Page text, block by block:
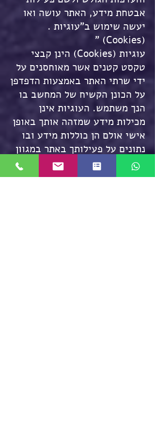
אבטחת מידע, האתר עושה ואו
יעשה שימוש ב”עוגיות .
(Cookies) ”
עוגיות (Cookies) הינן קבצי
טקסט קטנים אשר מאוחסנים על
ידי שרתי האתר באמצעות הדפדפן
על הכונן הקשיח של המחשב בו
הנך משתמש. העוגיות אינן
מכילות מידע שמזהה אותך באופן
אישי אולם הן כוללות מידע ובו
נתונים על פעילותך באתר במגוון
היבטים רחב. הנך רשאי לבחור,
באמצעות שינוי הגדרות הדפדפן